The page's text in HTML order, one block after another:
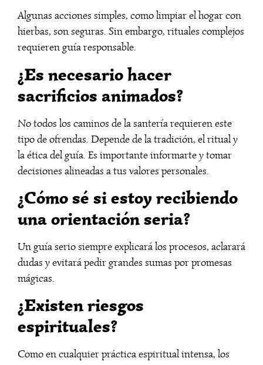
Algunas acciones simples, como limpiar el hogar con
hierbas, son seguras. Sin embargo, rituales complejos
requieren guía responsable.
¿Es necesario hacer
sacrificios animados?
No todos los caminos de la santería requieren este
tipo de ofrendas. Depende de la tradición, el ritual y
la ética del guía. Es importante informarte y tomar
decisiones alineadas a tus valores personales.
¿Cómo sé si estoy recibiendo
una orientación seria?
Un guía serio siempre explicará los procesos, aclarará
dudas y evitará pedir grandes sumas por promesas
mágicas.
¿Existen riesgos
espirituales?
Como en cualquier práctica espiritual intensa, los